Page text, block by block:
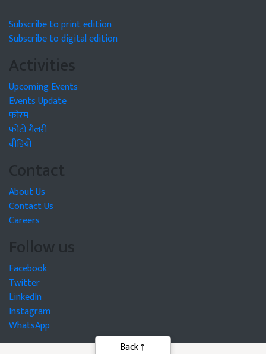
Subscribe to print edition
Subscribe to digital edition
Activities
Upcoming Events
Events Update
फोरम
फोटो गैलरी
वीडियो
Contact
About Us
Contact Us
Careers
Follow us
Facebook
Twitter
LinkedIn
Instagram
WhatsApp